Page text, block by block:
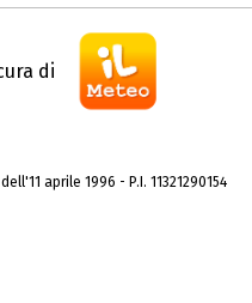
di
aprile 1996 - P.I. 11321290154